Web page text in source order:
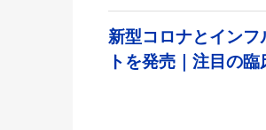
新型コロナとイン
トを発売｜注目の